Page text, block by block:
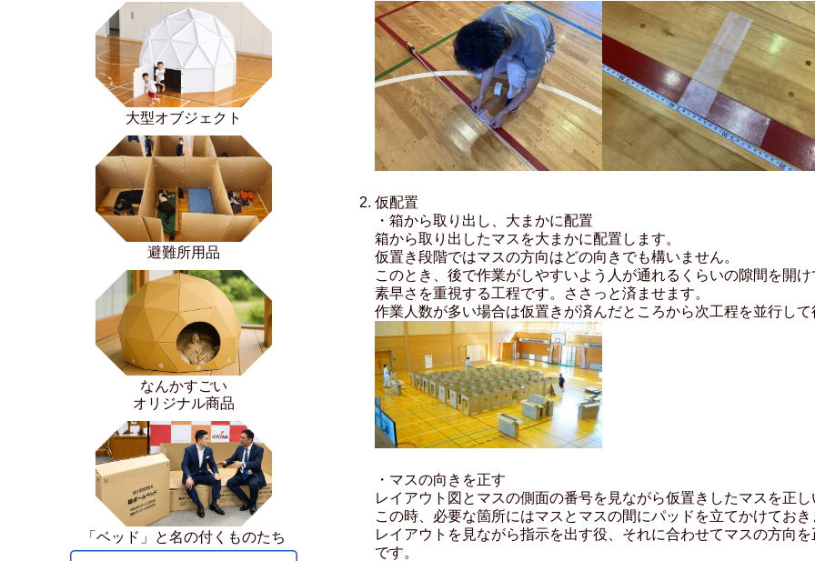
仮配置
・箱から取り出し、大まかに配置
箱から取り出したマスを大まかに配置します。
仮置き段階ではマスの方向はどの向きでも構いません。
このとき、後で作業がしやすいよう人が通れるくらいの隙間を開け
素早さを重視する工程です。ささっと済ませます。
作業人数が多い場合は仮置きが済んだところから次工程を並行して
・マスの向きを正す
レイアウト図とマスの側面の番号を見ながら仮置きしたマスを正し
この時、必要な箇所にはマスとマスの間にパッドを立てかけておき
レイアウトを見ながら指示を出す役、それに合わせてマスの方向
です。
大型オブジェクト
避難所用品
なんかすごい
オリジナル商品
「ベッド」と名の付くものたち